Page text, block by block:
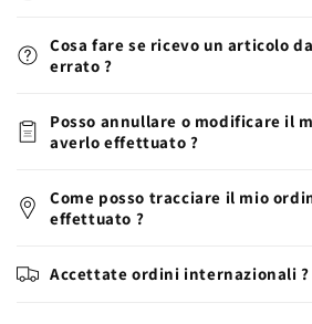
Cosa fare se ricevo un articolo
errato ?
Posso annullare o modificare il
averlo effettuato ?
Come posso tracciare il mio
effettuato ?
Accettate ordini internazionali ?